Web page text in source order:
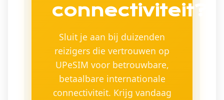
connectiviteit?
Sluit je aan bij duizenden
reizigers die vertrouwen op
UPeSIM voor betrouwbare,
betaalbare internationale
connectiviteit. Krijg vandaag